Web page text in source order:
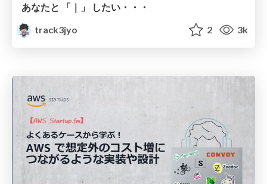
あなたと 「｜」 したい・・・
track3jyo
2 3k